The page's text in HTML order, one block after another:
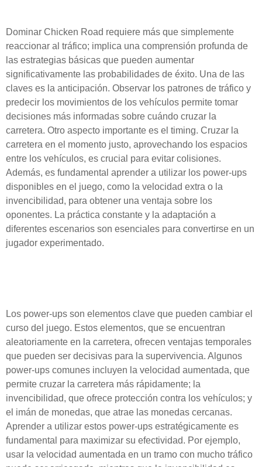
Dominar Chicken Road requiere más que simplemente
reaccionar al tráfico; implica una comprensión profunda de
las estrategias básicas que pueden aumentar
significativamente las probabilidades de éxito. Una de las
claves es la anticipación. Observar los patrones de tráfico y
predecir los movimientos de los vehículos permite tomar
decisiones más informadas sobre cuándo cruzar la
carretera. Otro aspecto importante es el timing. Cruzar la
carretera en el momento justo, aprovechando los espacios
entre los vehículos, es crucial para evitar colisiones.
Además, es fundamental aprender a utilizar los power-ups
disponibles en el juego, como la velocidad extra o la
invencibilidad, para obtener una ventaja sobre los
oponentes. La práctica constante y la adaptación a
diferentes escenarios son esenciales para convertirse en un
jugador experimentado.
Los power-ups son elementos clave que pueden cambiar el
curso del juego. Estos elementos, que se encuentran
aleatoriamente en la carretera, ofrecen ventajas temporales
que pueden ser decisivas para la supervivencia. Algunos
power-ups comunes incluyen la velocidad aumentada, que
permite cruzar la carretera más rápidamente; la
invencibilidad, que ofrece protección contra los vehículos; y
el imán de monedas, que atrae las monedas cercanas.
Aprender a utilizar estos power-ups estratégicamente es
fundamental para maximizar su efectividad. Por ejemplo,
usar la velocidad aumentada en un tramo con mucho tráfico